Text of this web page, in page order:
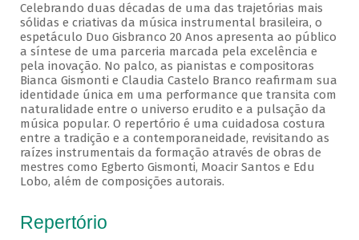
Celebrando duas décadas de uma das trajetórias mais
sólidas e criativas da música instrumental brasileira, o
espetáculo Duo Gisbranco 20 Anos apresenta ao público
a síntese de uma parceria marcada pela excelência e
pela inovação. No palco, as pianistas e compositoras
Bianca Gismonti e Claudia Castelo Branco reafirmam sua
identidade única em uma performance que transita com
naturalidade entre o universo erudito e a pulsação da
música popular. O repertório é uma cuidadosa costura
entre a tradição e a contemporaneidade, revisitando as
raízes instrumentais da formação através de obras de
mestres como Egberto Gismonti, Moacir Santos e Edu
Lobo, além de composições autorais.
Repertório